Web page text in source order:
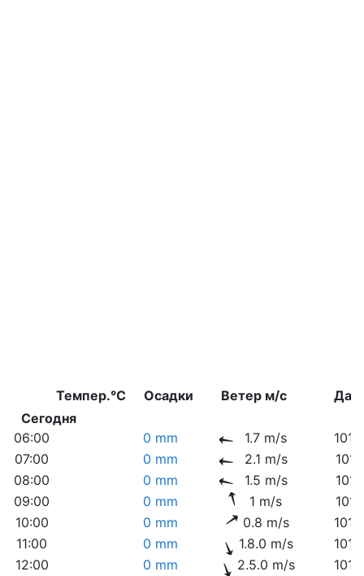
Темпер.°C Осадки Ветер м/с
Сегодня
06:00
0 mm 1.7 m/s
07:00
0 mm 2.1 m/s
08:00
0 mm 1.5 m/s
09:00
0 mm 1 m/s
10:00
0 mm 0.8 m/s
11:00
0 mm 1.8.0 m/s
12:00
0 mm 2.5.0 m/s